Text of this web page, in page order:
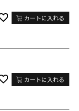
カートに入れる
カートに入れる